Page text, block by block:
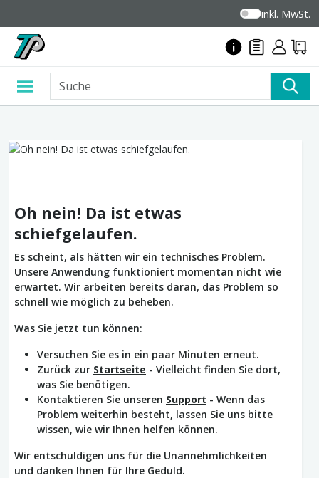
inkl. MwSt.
Oh nein! Da ist etwas
schiefgelaufen.
Es scheint, als hätten wir ein technisches Problem.
Unsere Anwendung funktioniert momentan nicht wie
erwartet. Wir arbeiten bereits daran, das Problem so
schnell wie möglich zu beheben.
Was Sie jetzt tun können:
Versuchen Sie es in ein paar Minuten erneut.
Zurück zur Startseite - Vielleicht finden Sie dort,
was Sie benötigen.
Kontaktieren Sie unseren Support - Wenn das
Problem weiterhin besteht, lassen Sie uns bitte
wissen, wie wir Ihnen helfen können.
Wir entschuldigen uns für die Unannehmlichkeiten
und danken Ihnen für Ihre Geduld.